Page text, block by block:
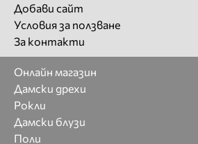
Добави сайт
Условия за ползване
За контакти
Онлайн магазин
Дамски дрехи
Рокли
Дамски блузи
Поли